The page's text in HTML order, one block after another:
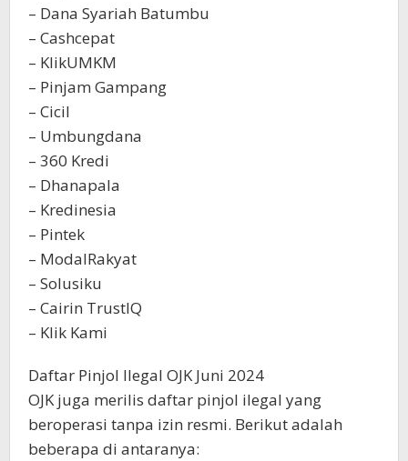
– Dana Syariah Batumbu
– Cashcepat
– KlikUMKM
– Pinjam Gampang
– Cicil
– Umbungdana
– 360 Kredi
– Dhanapala
– Kredinesia
– Pintek
– ModalRakyat
– Solusiku
– Cairin TrustIQ
– Klik Kami
Daftar Pinjol Ilegal OJK Juni 2024
OJK juga merilis daftar pinjol ilegal yang
beroperasi tanpa izin resmi. Berikut adalah
beberapa di antaranya: